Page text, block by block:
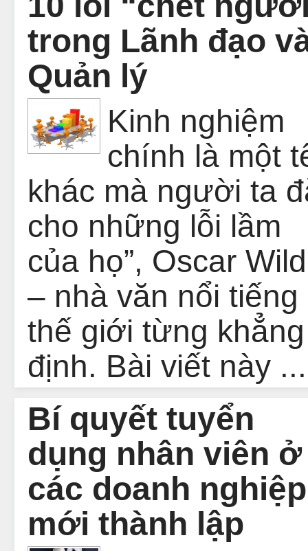
trong Lãnh đạo
Quản lý
Kinh nghiệm
chính là một
khác mà người ta
cho những lỗi lầm
của họ”, Oscar
– nhà văn nổi tiếng
thế giới từng khẳng
định. Bài viết này ...
Bí quyết tuyển
dụng nhân viên ở
các doanh nghiệp
mới thành lập